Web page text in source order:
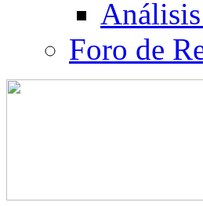
Foro de